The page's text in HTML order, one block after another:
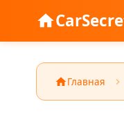
Главная